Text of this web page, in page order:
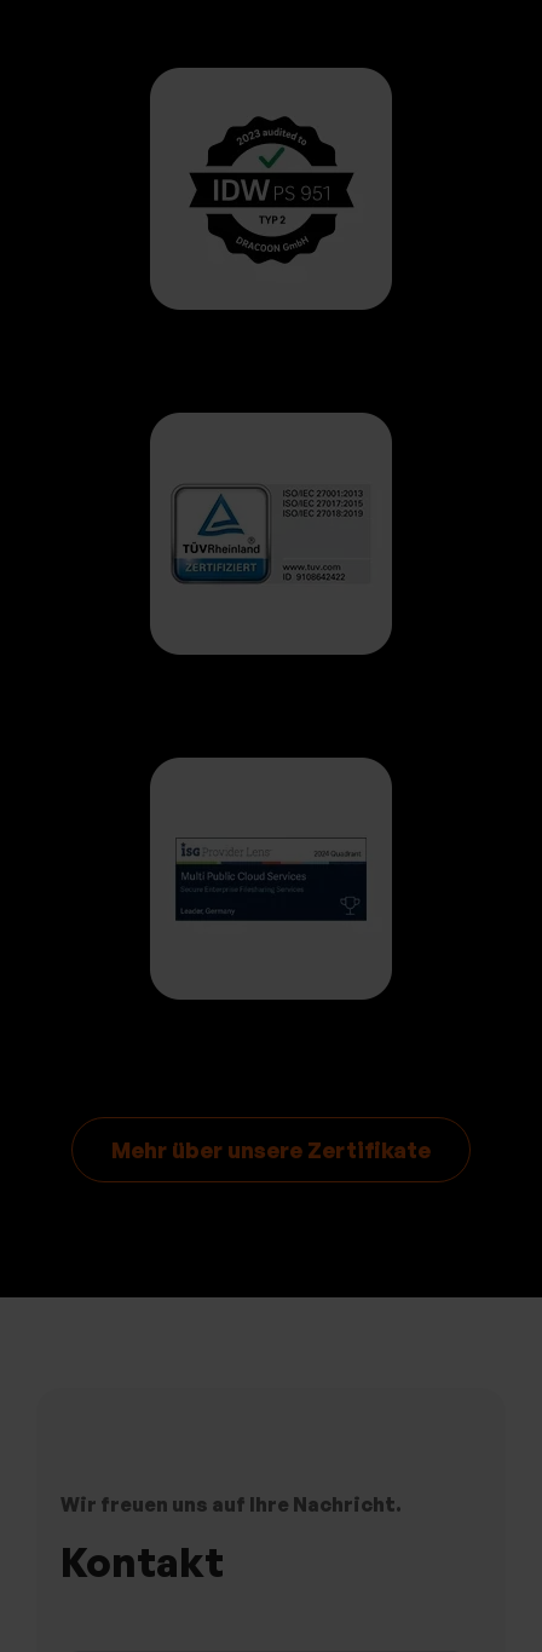
Mehr über unsere Zertifikate
Wir freuen uns auf Ihre Nachricht.
Kontakt